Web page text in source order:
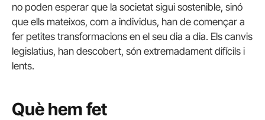
no poden esperar que la societat sigui sostenible, sinó
que ells mateixos, com a individus, han de començar a
fer petites transformacions en el seu dia a dia. Els canvis
legislatius, han descobert, són extremadament difícils i
lents.
Què hem fet